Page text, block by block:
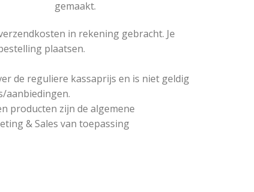
gemaakt.
in rekening gebracht. Je
plaatsen.
de reguliere kassaprijs en is niet geldig
aanbiedingen.
producten zijn de algemene
& Sales van toepassing